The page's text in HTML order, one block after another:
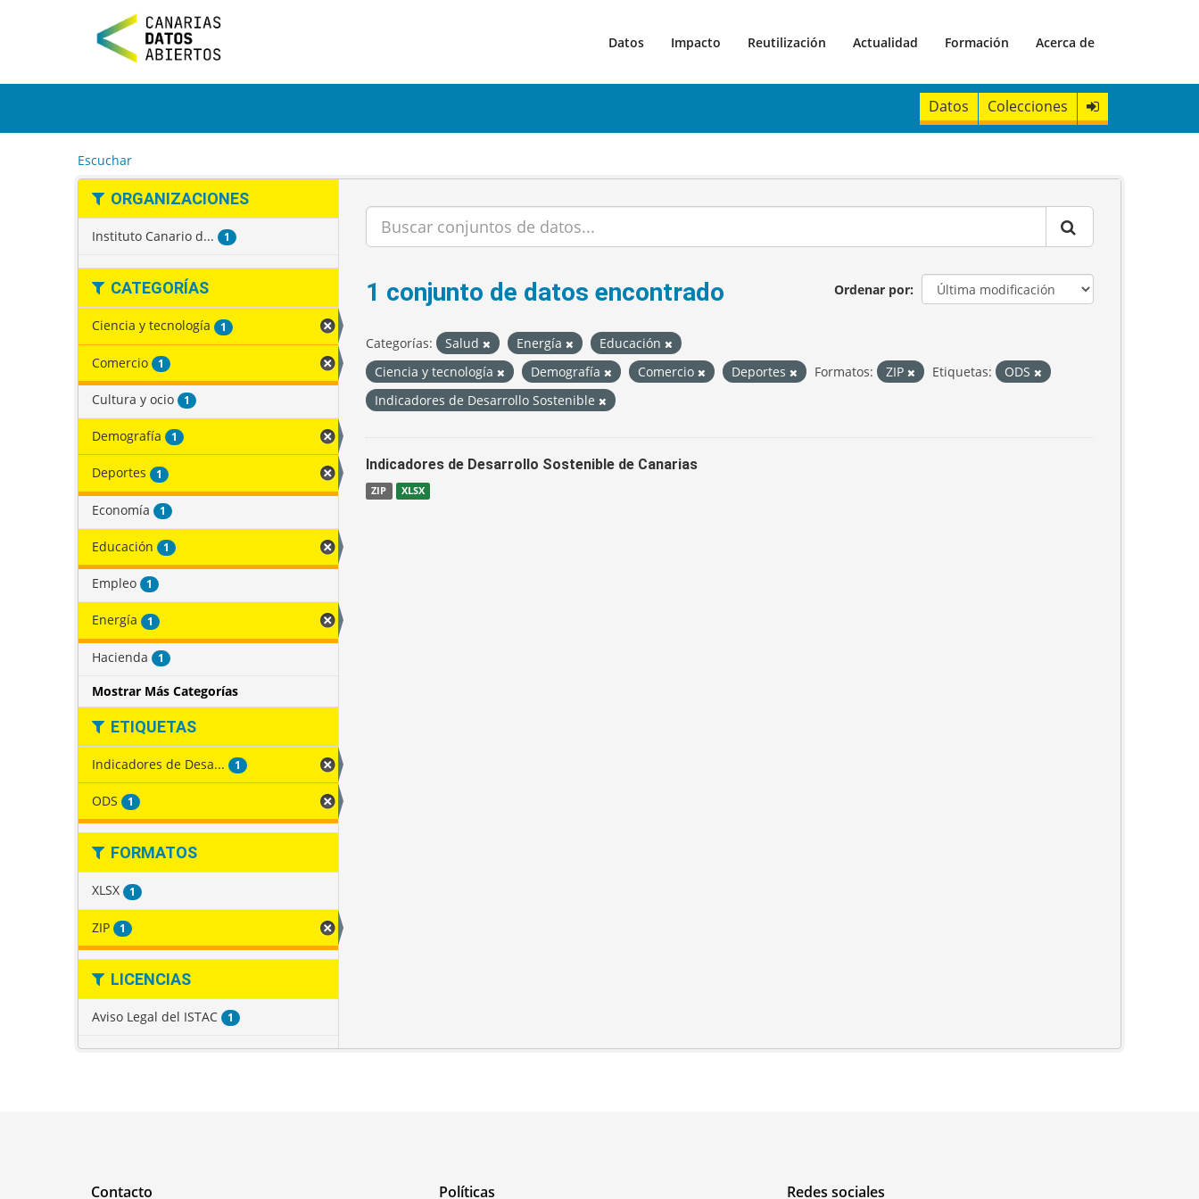
t
Datos Impacto Reutilización Actualidad Formación Acerca de
Datos Colecciones
Escuchar
ORGANIZACIONES
Instituto Canario d... 1
CATEGORÍAS
Ciencia y tecnología 1
Comercio 1
Cultura y ocio 1
Demografía 1
Deportes 1
Economía 1
Educación 1
Empleo 1
Energía 1
Hacienda 1
Mostrar Más Categorías
ETIQUETAS
Indicadores de Desa... 1
ODS 1
FORMATOS
XLSX 1
ZIP 1
LICENCIAS
Aviso Legal del ISTAC 1
Ordenar por
1 conjunto de datos encontrado
Categorías: Salud Energía
Educación
Ciencia y tecnología
Demografía Comercio Deportes Formatos: ZIP Etiquetas:
ODS
Indicadores de Desarrollo Sostenible
Indicadores de Desarrollo Sostenible de Canarias
ZIP XLSX
Contacto Políticas Redes sociales